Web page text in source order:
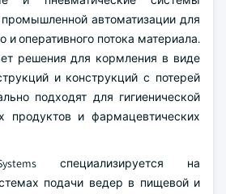
автоматизации для
и оперативного потока материала.
решения для кормления в виде
и конструкций с потерей
подходят для гигиенической
продуктов и фармацевтических
специализируется на
подачи ведер в пищевой и